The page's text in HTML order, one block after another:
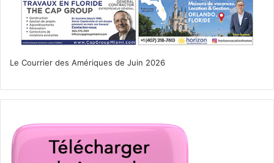
Le Courrier des Amériques de Juin 2026